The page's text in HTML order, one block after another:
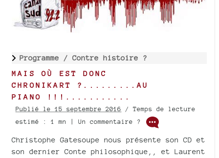
Programme / Contre histoire ?
MAIS OÙ EST DONC
CHRONIKART ?.........AU
PIANO !!!...........
Publié le 15 septembre 2016 / Temps de lecture
estimé : 1 mn | Un commentaire ?
Christophe Gatesoupe nous présente son CD et
son dernier Conte philosophique,, et Laurent